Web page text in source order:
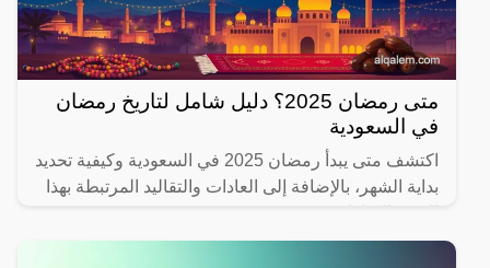
متى رمضان 2025؟ دليل شامل لتاريخ رمضان
في السعودية
اكتشف متى يبدأ رمضان 2025 في السعودية وكيفية تحديد
بداية الشهر، بالإضافة إلى العادات والتقاليد المرتبطة بهذا